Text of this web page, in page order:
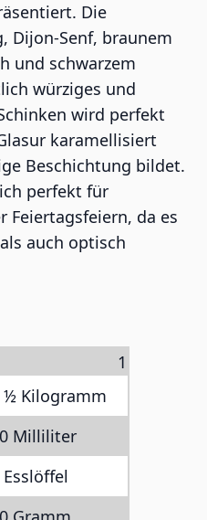
Die
Dijon-Senf, braunem
und schwarzem
würziges und
wird perfekt
karamellisiert
Beschichtung bildet.
perfekt für
Feiertagsfeiern, da es
auch optisch
½ Kilogramm
Milliliter
Esslöffel